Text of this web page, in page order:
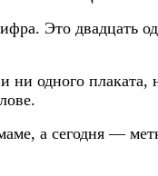
Это двадцать
одного плаката,
а сегодня —